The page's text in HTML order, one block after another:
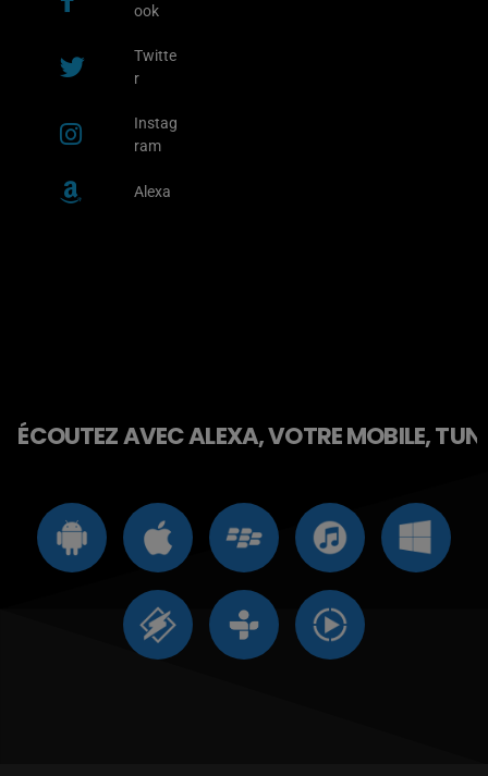
ook
Twitte
r
Instag
ram
Alexa
ÉCOUTEZ AVEC ALEXA, VOTRE MOBILE,